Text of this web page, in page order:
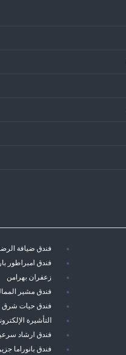
فندق ضيافة الرضا
فندق امبراطور
زعفران بهرامن
فندق مشير
فندق حيات شرق
التأشيرة
فندق ارشاد
فندق بانوراما